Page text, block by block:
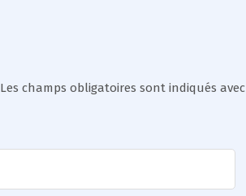
Les champs obligatoires sont indiqués avec